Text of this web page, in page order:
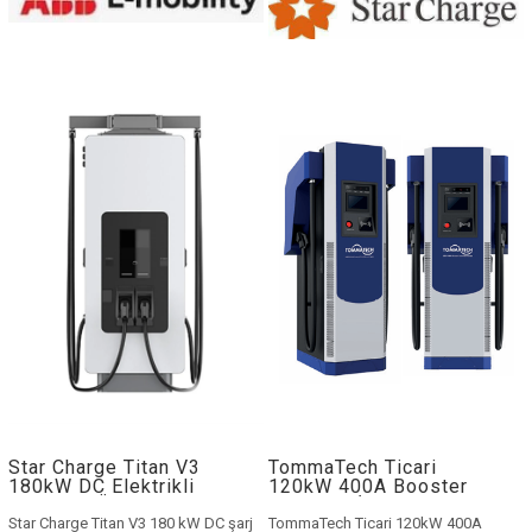
istasyonları, işyerleri ve filo
uyumlulukları ve uzaktan izleme ve
yönetim gibi gelişmiş özellikleriyle
sunar. Star Charge DC şarj istasyonu,
otoyol tesisleri, AVM’ler, akaryakıt
Star Charge Titan V3
180kW DC Elektrikli
Star Charge Titan V3 180 kW DC şarj
TommaTech Ticari
120kW 400A Booster
TommaTech Ticari 120kW 400A